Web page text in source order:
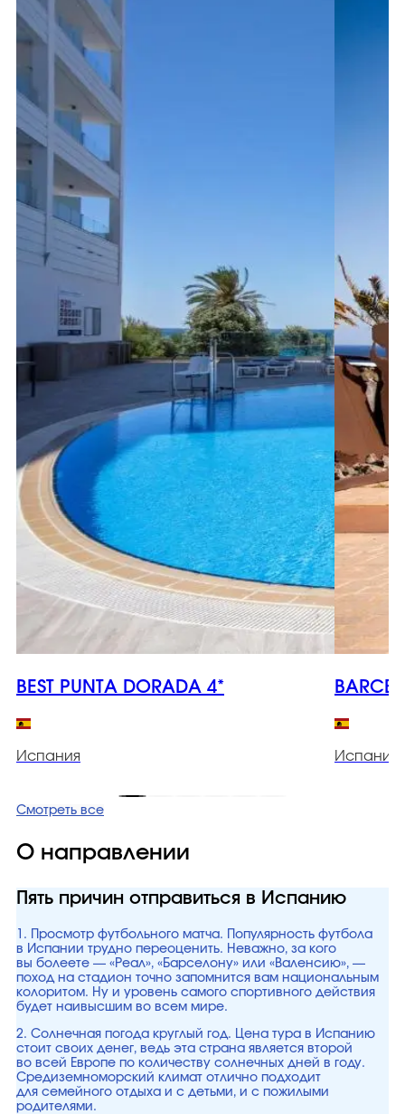
BEST PUNTA DORADA 4*
Испания Испания
Смотреть все
О направлении
Пять причин отправиться в Испанию
1. Просмотр футбольного матча. Популярность футбола
в Испании трудно переоценить. Неважно, за кого
вы болеете — «Реал», «Барселону» или «Валенсию», —
поход на стадион точно запомнится вам национальным
колоритом. Ну и уровень самого спортивного действия
будет наивысшим во всем мире.
2. Солнечная погода круглый год. Цена тура в Испанию
стоит своих денег, ведь эта страна является второй
во всей Европе по количеству солнечных дней в году.
Средиземноморский климат отлично подходит
для семейного отдыха и с детьми, и с пожилыми
родителями.